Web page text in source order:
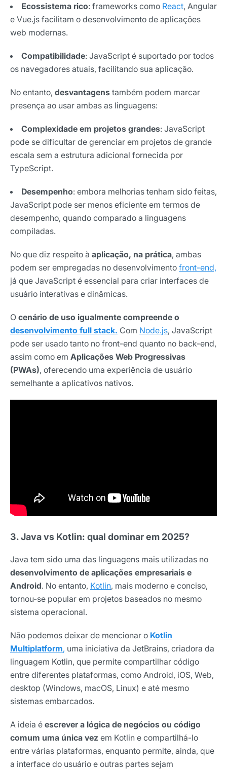
Ecossistema rico: frameworks como React, Angular
e Vue.js facilitam o desenvolvimento de aplicações
web modernas.
Compatibilidade: JavaScript é suportado por todos
os navegadores atuais, facilitando sua aplicação.
No entanto, desvantagens também podem marcar
presença ao usar ambas as linguagens:
Complexidade em projetos grandes: JavaScript
pode se dificultar de gerenciar em projetos de grande
escala sem a estrutura adicional fornecida por
TypeScript.
Desempenho: embora melhorias tenham sido feitas,
JavaScript pode ser menos eficiente em termos de
desempenho, quando comparado a linguagens
compiladas.
No que diz respeito à aplicação, na prática, ambas
podem ser empregadas no desenvolvimento front-end,
já que JavaScript é essencial para criar interfaces de
usuário interativas e dinâmicas.
O cenário de uso igualmente compreende o
desenvolvimento full stack. Com Node.js, JavaScript
pode ser usado tanto no front-end quanto no back-end,
assim como em Aplicações Web Progressivas
(PWAs), oferecendo uma experiência de usuário
semelhante a aplicativos nativos.
3. Java vs Kotlin: qual dominar em 2025?
Java tem sido uma das linguagens mais utilizadas no
desenvolvimento de aplicações empresariais e
Android. No entanto, Kotlin, mais moderno e conciso,
tornou-se popular em projetos baseados no mesmo
sistema operacional.
Não podemos deixar de mencionar o Kotlin
Multiplatform, uma iniciativa da JetBrains, criadora da
linguagem Kotlin, que permite compartilhar código
entre diferentes plataformas, como Android, iOS, Web,
desktop (Windows, macOS, Linux) e até mesmo
sistemas embarcados.
A ideia é escrever a lógica de negócios ou código
comum uma única vez em Kotlin e compartilhá-lo
entre várias plataformas, enquanto permite, ainda, que
a interface do usuário e outras partes sejam